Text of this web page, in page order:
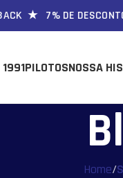
7% DE
PILOTOSNOSSA
Home/